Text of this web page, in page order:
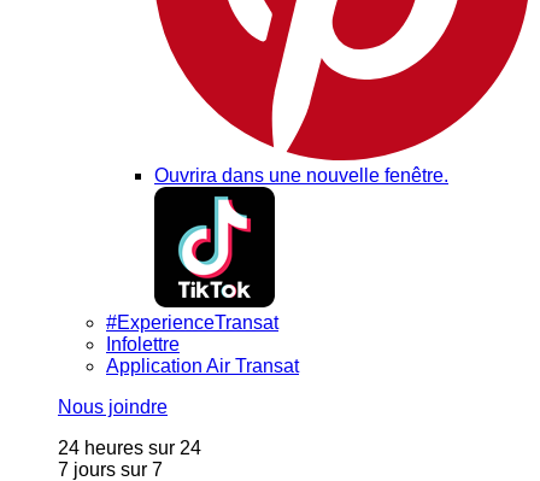
Ouvrira dans une nouvelle fenêtre.
#ExperienceTransat
Infolettre
Application Air Transat
Nous joindre
24 heures sur 24
7 jours sur 7